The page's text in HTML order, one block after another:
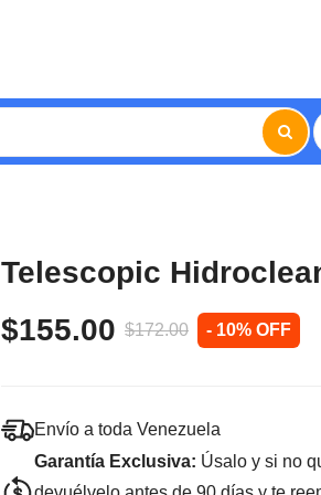
Telescopic
$155.00 $172.00 - 10% OFF
Envío a toda Venezuela
Garantía Exclusiva: Úsalo y si no